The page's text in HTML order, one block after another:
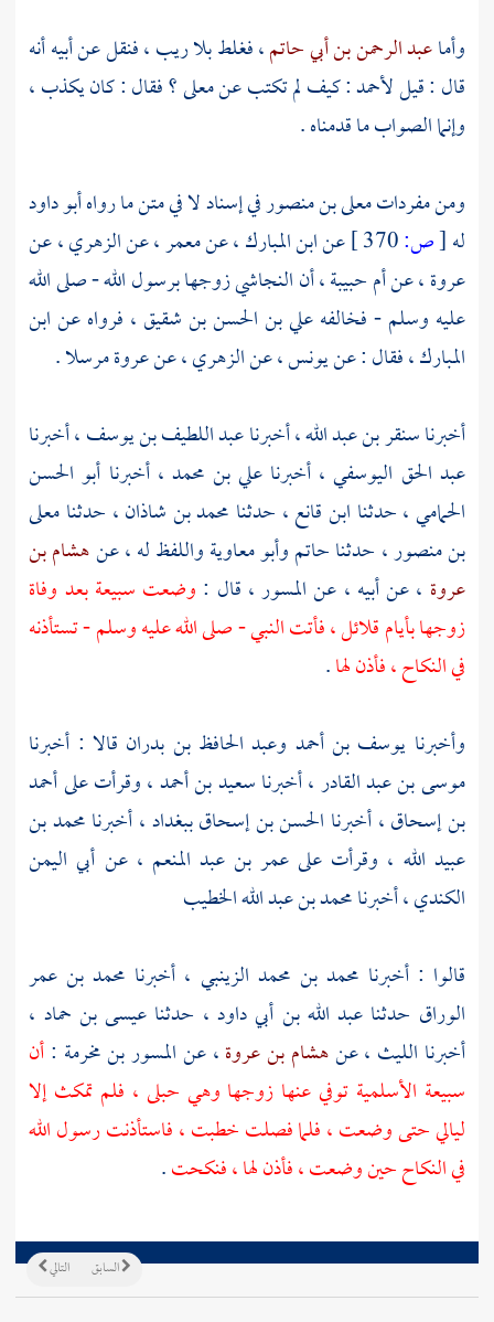
وأماعبد الرحمن بن أبي حاتم، فغلط بلا ريب ، فنقل عن أبيه أنه
قال : قيللأحمد: كيف لم تكتب عنمعلى؟ فقال : كان يكذب ،
وإنما الصواب ما قدمناه .
ومن مفرداتمعلى بن منصورفي إسناد لا في متن ما رواهأبو داود
له[ص: عنابن المبارك، عنمعمر، عنالزهري، عن
عروة، عنأم حبيبة، أنالنجاشيزوجها برسول الله - صلى الله
عليه وسلم - فخالفهعلي بن الحسن بن شقيق، فرواه عنابن
المبارك، فقال : عنيونس، عنالزهري، عنعروةمرسلا .
أخبرناسنقر بن عبد الله، أخبرناعبد اللطيف بن يوسف، أخبرنا
عبد الحق اليوسفي ، أخبرنا علي بن محمد ، أخبرنا أبو الحسن
الحمامي، حدثنا ابن قانع، حدثنا محمد بن شاذان، حدثنامعلى
بن منصور، حدثناحاتموأبو معاويةواللفظ له ، عنهشام بن
عروة ، عن أبيه ، عنالمسور، قال : وضعت سبيعةبعد وفاة
زوجها بأيام قلائل ، فأتت النبي - صلى الله عليه وسلم - تستأذنه
في النكاح ، فأذن لها.
وأخبرنا يوسف بن أحمد وعبد الحافظ بن بدران قالا : أخبرنا
موسى بن عبد القادر، أخبرناسعيد بن أحمد، وقرأت علىأحمد
بن إسحاق، أخبرنا الحسن بن إسحاقببغداد، أخبرنامحمد بن
عبيد الله ، وقرأت على عمر بن عبد المنعم ، عن أبي اليمن
الكندي، أخبرنامحمد بن عبد الله الخطيب
قالوا : أخبرنا محمد بن محمد الزينبي ، أخبرنا محمد بن عمر
الوراق حدثنا عبد الله بن أبي داود ، حدثنا عيسى بن حماد ،
أخبرنا الليث ، عنهشام بن عروة، عنالمسور بن مخرمة :أن
سبيعة الأسلمية توفي عنها زوجها وهي حبلى ، فلم تمكث إلا
ليالي حتى وضعت ، فلما فصلت خطبت ، فاستأذنت رسول الله
في النكاح حين وضعت ، فأذن لها ، فنكحت.
التالي السابق